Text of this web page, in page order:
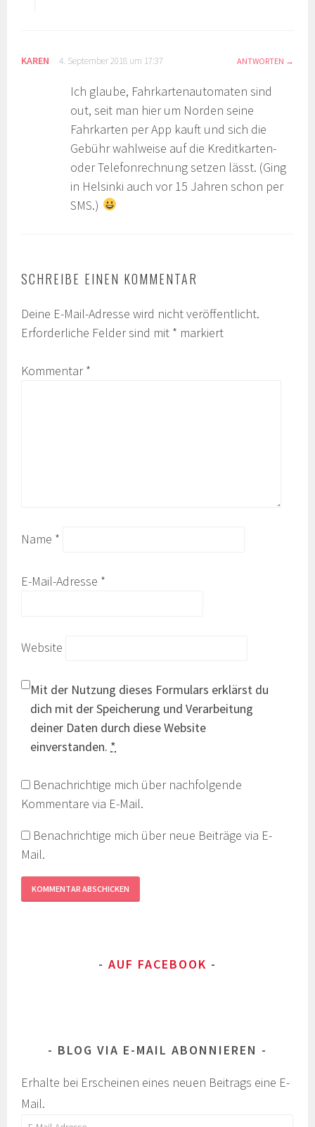
KAREN 4. September 2018 um 17:37 ANTWORTEN
Ich glaube, Fahrkartenautomaten sind
out, seit man hier um Norden seine
Fahrkarten per App kauft und sich die
Gebühr wahlweise auf die Kreditkarten-
oder Telefonrechnung setzen lässt. (Ging
in Helsinki auch vor 15 Jahren schon per
SMS.)
SCHREIBE EINEN KOMMENTAR
Deine E-Mail-Adresse wird nicht veröffentlicht.
Erforderliche Felder sind mit * markiert
Kommentar*
Name *
E-Mail-Adresse *
Website
Mit der Nutzung dieses Formulars erklärst du
dich mit der Speicherung und Verarbeitung
deiner Daten durch diese Website
einverstanden. *
Benachrichtige mich über nachfolgende
Kommentare via E-Mail.
Benachrichtige mich über neue Beiträge via E-
Mail.
AUF FACEBOOK
BLOG VIA E-MAIL ABONNIEREN
Erhalte bei Erscheinen eines neuen Beitrags eine E-
Mail.
E-